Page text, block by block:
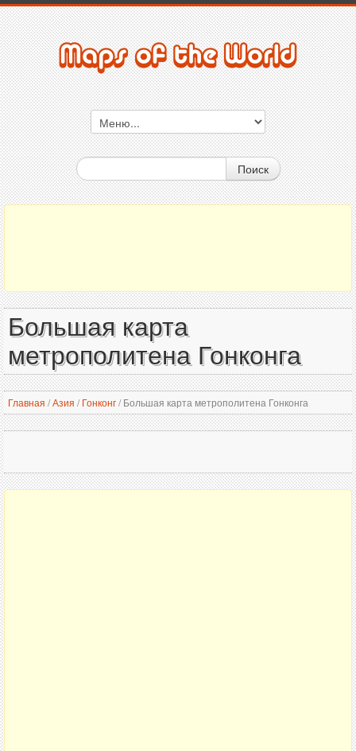
Поиск
Большая карта
метрополитена Гонконга
Главная /Азия / Гонконг/Большая карта метрополитена Гонконга